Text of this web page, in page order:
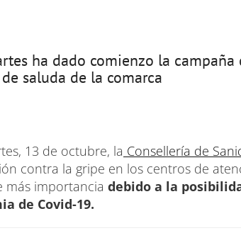
ha dado comienzo la
saluda de la comarca
13 de octubre, la Consellería de
contra la gripe en los centros de
más importancia debido a la
de Covid-19.